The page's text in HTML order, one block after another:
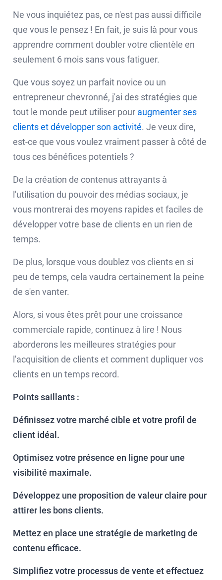
Ne vous inquiétez pas, ce n'est pas aussi difficile
que vous le pensez ! En fait, je suis là pour vous
apprendre comment doubler votre clientèle en
seulement 6 mois sans vous fatiguer.
Que vous soyez un parfait novice ou un
entrepreneur chevronné, j'ai des stratégies que
tout le monde peut utiliser pour augmenter ses
clients et développer son activité. Je veux dire,
est-ce que vous voulez vraiment passer à côté de
tous ces bénéfices potentiels ?
De la création de contenus attrayants à
l'utilisation du pouvoir des médias sociaux, je
vous montrerai des moyens rapides et faciles de
développer votre base de clients en un rien de
temps.
De plus, lorsque vous doublez vos clients en si
peu de temps, cela vaudra certainement la peine
de s'en vanter.
Alors, si vous êtes prêt pour une croissance
commerciale rapide, continuez à lire ! Nous
aborderons les meilleures stratégies pour
l'acquisition de clients et comment dupliquer vos
clients en un temps record.
Points saillants :
Définissez votre marché cible et votre profil de
client idéal.
Optimisez votre présence en ligne pour une
visibilité maximale.
Développez une proposition de valeur claire pour
attirer les bons clients.
Mettez en place une stratégie de marketing de
contenu efficace.
Simplifiez votre processus de vente et effectuez